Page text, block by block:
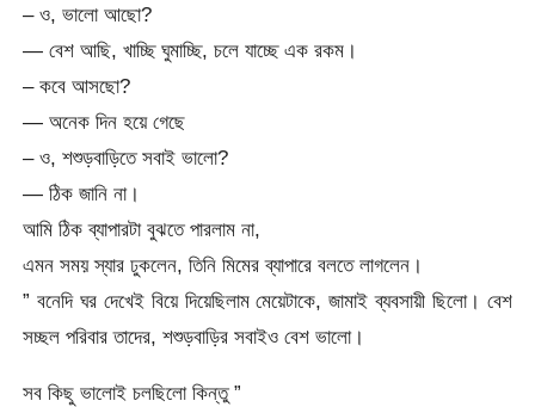
– ও, ভালো আছো?
— বেশ আছি, খাচ্ছি ঘুমাচ্ছি, চলে যাচ্ছে এক রকম।
– কবে আসছো?
— অনেক দিন হয়ে গেছে
– ও, শশুড়বাড়িতে সবাই ভালো?
— ঠিক জানি না।
আমি ঠিক ব্যাপারটা বুঝতে পারলাম না,
এমন সময় স্যার ঢুকলেন, তিনি মিমের ব্যাপারে বলতে লাগলেন।
” বনেদি ঘর দেখেই বিয়ে দিয়েছিলাম মেয়েটাকে, জামাই ব্যবসায়ী ছিলো। বেশ
সচ্ছল পরিবার তাদের, শশুড়বাড়ির সবাইও বেশ ভালো।
সব কিছু ভালোই চলছিলো কিন্তু ”